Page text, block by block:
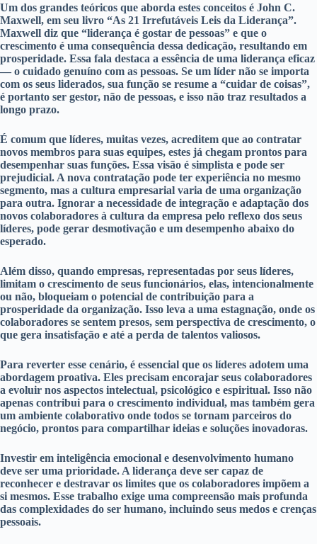
Um dos grandes teóricos que aborda estes conceitos é John C.
Maxwell, em seu livro “As 21 Irrefutáveis Leis da Liderança”.
Maxwell diz que “liderança é gostar de pessoas” e que o
crescimento é uma consequência dessa dedicação, resultando em
prosperidade. Essa fala destaca a essência de uma liderança eficaz
— o cuidado genuíno com as pessoas. Se um líder não se importa
com os seus liderados, sua função se resume a “cuidar de coisas”,
é portanto ser gestor, não de pessoas, e isso não traz resultados a
longo prazo.
É comum que líderes, muitas vezes, acreditem que ao contratar
novos membros para suas equipes, estes já chegam prontos para
desempenhar suas funções. Essa visão é simplista e pode ser
prejudicial. A nova contratação pode ter experiência no mesmo
segmento, mas a cultura empresarial varia de uma organização
para outra. Ignorar a necessidade de integração e adaptação dos
novos colaboradores à cultura da empresa pelo reflexo dos seus
líderes, pode gerar desmotivação e um desempenho abaixo do
esperado.
Além disso, quando empresas, representadas por seus líderes,
limitam o crescimento de seus funcionários, elas, intencionalmente
ou não, bloqueiam o potencial de contribuição para a
prosperidade da organização. Isso leva a uma estagnação, onde os
colaboradores se sentem presos, sem perspectiva de crescimento, o
que gera insatisfação e até a perda de talentos valiosos.
Para reverter esse cenário, é essencial que os líderes adotem uma
abordagem proativa. Eles precisam encorajar seus colaboradores
a evoluir nos aspectos intelectual, psicológico e espiritual. Isso não
apenas contribui para o crescimento individual, mas também gera
um ambiente colaborativo onde todos se tornam parceiros do
negócio, prontos para compartilhar ideias e soluções inovadoras.
Investir em inteligência emocional e desenvolvimento humano
deve ser uma prioridade. A liderança deve ser capaz de
reconhecer e destravar os limites que os colaboradores impõem a
si mesmos. Esse trabalho exige uma compreensão mais profunda
das complexidades do ser humano, incluindo seus medos e crenças
pessoais.